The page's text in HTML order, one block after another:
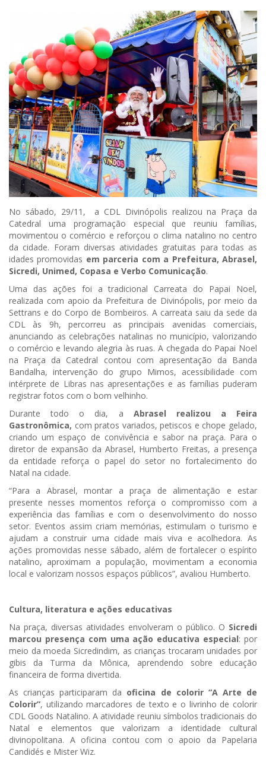
No sábado, 29/11, a CDL Divinópolis realizou na Praça da
Catedral uma programação especial que reuniu famílias,
movimentou o comércio e reforçou o clima natalino no centro
da cidade. Foram diversas atividades gratuitas para todas as
idades promovidas em parceria com a Prefeitura, Abrasel,
Sicredi, Unimed, Copasa e Verbo Comunicação.
Uma das ações foi a tradicional Carreata do Papai Noel,
realizada com apoio da Prefeitura de Divinópolis, por meio da
Settrans e do Corpo de Bombeiros. A carreata saiu da sede da
CDL às 9h, percorreu as principais avenidas comerciais,
anunciando as celebrações natalinas no município, valorizando
o comércio e levando alegria às ruas. A chegada do Papai Noel
na Praça da Catedral contou com apresentação da Banda
Bandalha, intervenção do grupo Mimos, acessibilidade com
intérprete de Libras nas apresentações e as famílias puderam
registrar fotos com o bom velhinho.
Durante todo o dia, a Abrasel realizou a Feira
Gastronômica, com pratos variados, petiscos e chope gelado,
criando um espaço de convivência e sabor na praça. Para o
diretor de expansão da Abrasel, Humberto Freitas, a presença
da entidade reforça o papel do setor no fortalecimento do
Natal na cidade.
“Para a Abrasel, montar a praça de alimentação e estar
presente nesses momentos reforça o compromisso com a
experiência das famílias e com o desenvolvimento do nosso
setor. Eventos assim criam memórias, estimulam o turismo e
ajudam a construir uma cidade mais viva e acolhedora. As
ações promovidas nesse sábado, além de fortalecer o espírito
natalino, aproximam a população, movimentam a economia
local e valorizam nossos espaços públicos”, avaliou Humberto.
Cultura, literatura e ações educativas
Na praça, diversas atividades envolveram o público. O Sicredi
marcou presença com uma ação educativa especial: por
meio da moeda Sicredindim, as crianças trocaram unidades por
gibis da Turma da Mônica, aprendendo sobre educação
financeira de forma divertida.
As crianças participaram da oficina de colorir “A Arte de
Colorir”, utilizando marcadores de texto e o livrinho de colorir
CDL Goods Natalino. A atividade reuniu símbolos tradicionais do
Natal e elementos que valorizam a identidade cultural
divinopolitana. A oficina contou com o apoio da Papelaria
Candidés e Mister Wiz.